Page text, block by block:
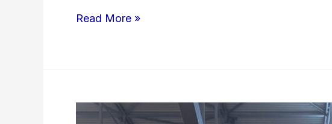
Read More »
ATLETA